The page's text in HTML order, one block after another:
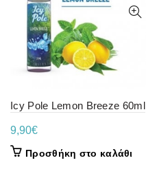
Icy Pole Lemon Breeze 60ml
9,90€
Προσθήκη στο καλάθι